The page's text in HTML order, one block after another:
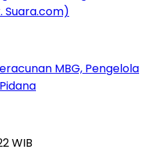
MBG, Pengelola
WIB